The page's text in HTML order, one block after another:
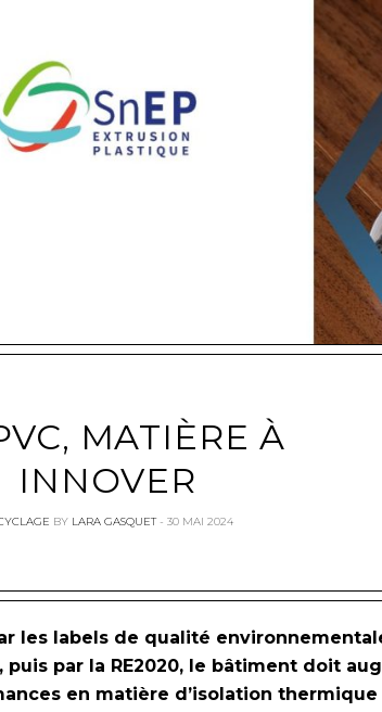
MATIÈRE À
INNOVER
BY LARA GASQUET 30 MAI 2024
les labels de qualité
puis par la RE2020, le bâtiment doit
en matière d’isolation